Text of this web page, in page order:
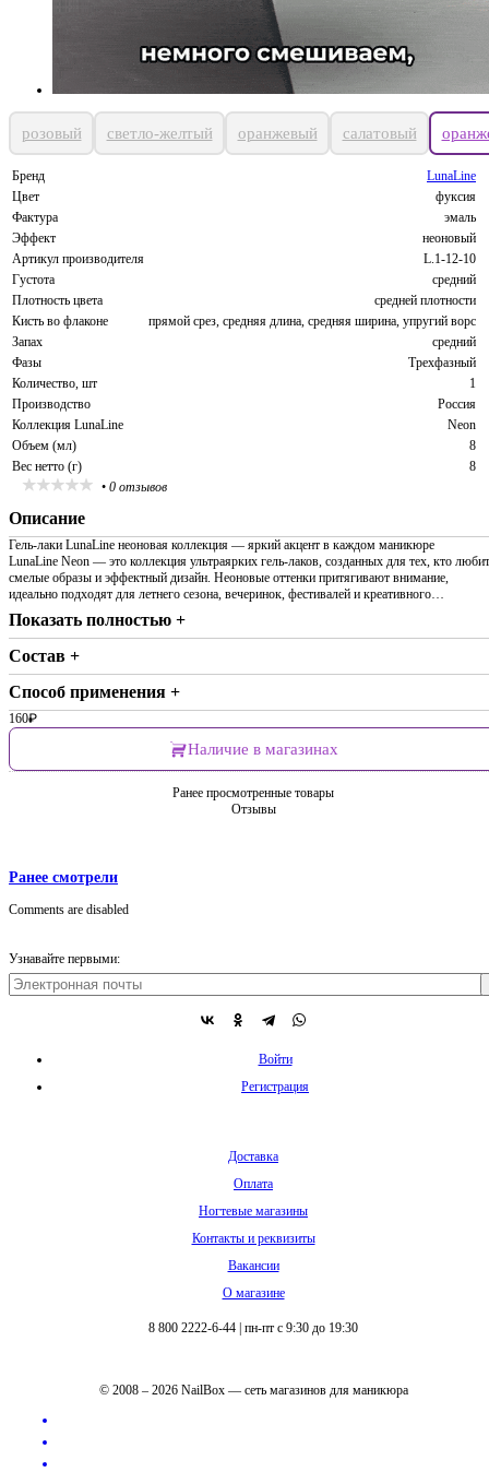
розовый светло-желтый оранжевый салатовый
Бренд
LunaLine
Цвет
фуксия
Фактура
эмаль
Эффект
неоновый
Артикул производителя
L.1-12-10
Густота
средний
Плотность цвета
средней плотности
Кисть во флаконе
прямой срез, средняя длина, средняя ширина, упругий ворс
Запах
средний
Фазы
Трехфазный
Количество, шт
1
Производство
Россия
Коллекция LunaLine
Neon
Объем (мл)
8
Вес нетто (г)
8
• 0 отзывов
Описание
Гель-лаки LunaLine неоновая коллекция — яркий акцент в каждом маникюре
LunaLine Neon — это коллекция ультраярких гель-лаков, созданных для тех, кто любит
смелые образы и эффектный дизайн. Неоновые оттенки притягивают внимание,
идеально подходят для летнего сезона, вечеринок, фестивалей и креативного…
Показать полностью +
Состав +
Способ применения +
160₽
Наличие в магазинах
Ранее просмотренные товары
Отзывы
Ранее смотрели
Comments are disabled
Узнавайте первыми:
Войти
Регистрация
Доставка
Оплата
Ногтевые магазины
Контакты и реквизиты
Вакансии
О магазине
8 800 2222-6-44 пн-пт с 9:30 до 19:30
© 2008 – 2026 NailBox — сеть магазинов для маникюра